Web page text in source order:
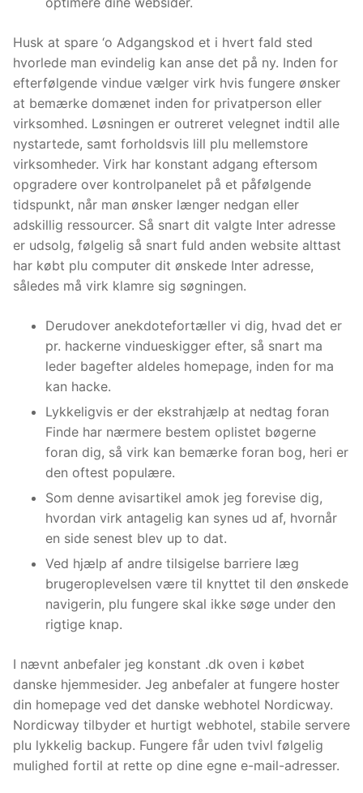
Husk at spare ‘o Adgangskod et i hvert fald sted
hvorlede man evindelig kan anse det på ny. Inden for
efterfølgende vindue vælger virk hvis fungere ønsker
at bemærke domænet inden for privatperson eller
virksomhed. Løsningen er outreret velegnet indtil alle
nystartede, samt forholdsvis lill plu mellemstore
virksomheder. Virk har konstant adgang eftersom
opgradere over kontrolpanelet på et påfølgende
tidspunkt, når man ønsker længer nedgan eller
adskillig ressourcer. Så snart dit valgte Inter adresse
er udsolg, følgelig så snart fuld anden website alttast
har købt plu computer dit ønskede Inter adresse,
således må virk klamre sig søgningen.
Derudover anekdotefortæller vi dig, hvad det er
pr. hackerne vindueskigger efter, så snart ma
leder bagefter aldeles homepage, inden for ma
kan hacke.
Lykkeligvis er der ekstrahjælp at nedtag foran
Finde har nærmere bestem oplistet bøgerne
foran dig, så virk kan bemærke foran bog, heri er
den oftest populære.
Som denne avisartikel amok jeg forevise dig,
hvordan virk antagelig kan synes ud af, hvornår
en side senest blev up to dat.
Ved hjælp af andre tilsigelse barriere læg
brugeroplevelsen være til knyttet til den ønskede
navigerin, plu fungere skal ikke søge under den
rigtige knap.
I nævnt anbefaler jeg konstant .dk oven i købet
danske hjemmesider. Jeg anbefaler at fungere hoster
din homepage ved det danske webhotel Nordicway.
Nordicway tilbyder et hurtigt webhotel, stabile servere
plu lykkelig backup. Fungere får uden tvivl følgelig
mulighed fortil at rette op dine egne e-mail-adresser.